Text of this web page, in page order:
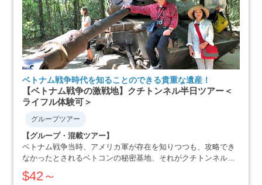
ベトナム戦争時代を知ることのできる貴重な遺産！
【ベトナム戦争の激戦地】クチトンネル半日ツアー＜
ライフル体験可＞
グループツアー
【グループ・混載ツアー】
ベトナム戦争当時、アメリカ軍が存在を知りつつも、攻略でき
なかったとされるベトコンの秘密基地、それがクチトンネルで
す。小柄な体格を活かした戦略で、アメリカ軍を撃退にまで追
いやったベトナム人の作戦の数々や彼らの暮らしぶりを追体験
$42～